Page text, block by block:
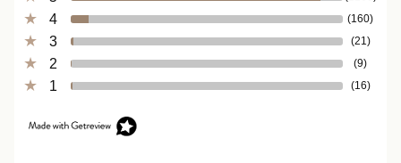
4 (160)
3 (21)
2 (9)
1 (16)